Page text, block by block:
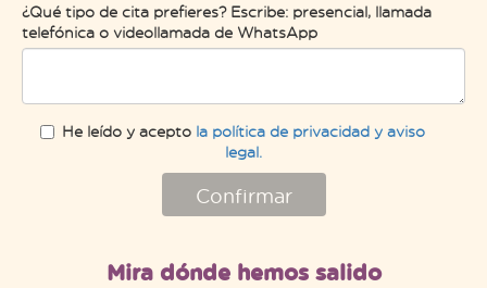
¿Qué tipo de cita prefieres? Escribe: presencial, llamada
telefónica o videollamada de WhatsApp
He leído y acepto la política de privacidad y aviso
legal.
Confirmar
Mira dónde hemos salido